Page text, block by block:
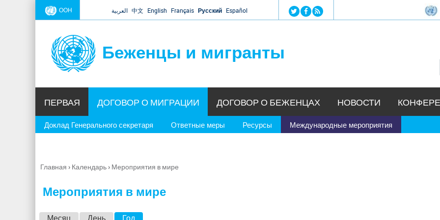
Jump to navigation
ООН العربية 中文 English Français Русский Español
Беженцы и мигранты
ПЕРВАЯ ДОГОВОР О МИГРАЦИИ
Доклад Генерального секретаря Ответные меры Ресурсы Международные мероприятия
ДОГОВОР О БЕЖЕНЦАХ НОВОСТИ
Вы
Главная › Календарь› Мероприятия в мире
Мероприятия в мире